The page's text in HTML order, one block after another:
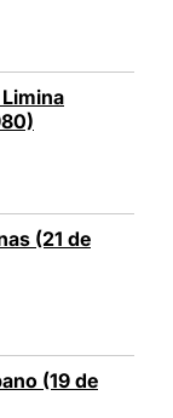
(21 de
(19 de